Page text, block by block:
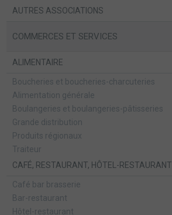
AUTRES ASSOCIATIONS
COMMERCES ET SERVICES
ALIMENTAIRE
Boucheries et boucheries-charcuteries
Alimentation générale
Boulangeries et boulangeries-pâtisseries
Grande distribution
Produits régionaux
Traiteur
CAFÉ, RESTAURANT, HÔTEL-RESTAURANT
Café bar brasserie
Bar-restaurant
Hôtel-restaurant